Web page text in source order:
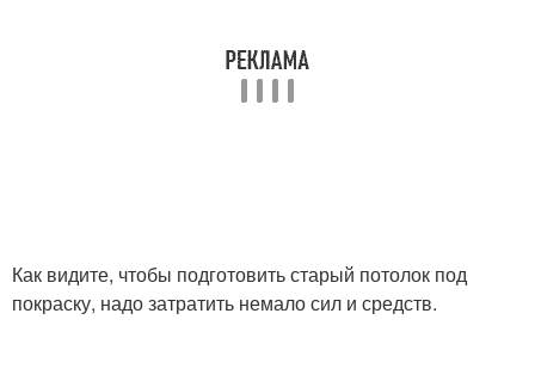
Как видите, чтобы подготовить старый потолок под
покраску, надо затратить немало сил и средств.